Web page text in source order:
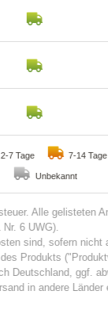
2-7 Tage 7-14 Tage
Unbekannt